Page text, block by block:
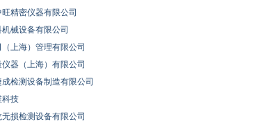
旺精密仪器有限公司
机械设备有限公司
（上海）管理有限公司
仪器（上海）有限公司
成检测设备制造有限公司
科技
无损检测设备有限公司